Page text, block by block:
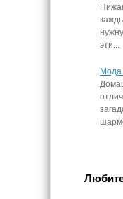
эти...
Мода